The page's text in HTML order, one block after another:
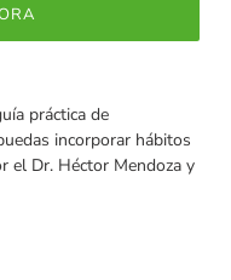
práctica de
incorporar hábitos
el Dr. Héctor Mendoza y